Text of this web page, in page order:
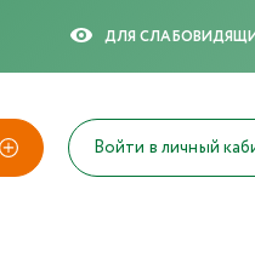
ДЛЯ
Войти в личный